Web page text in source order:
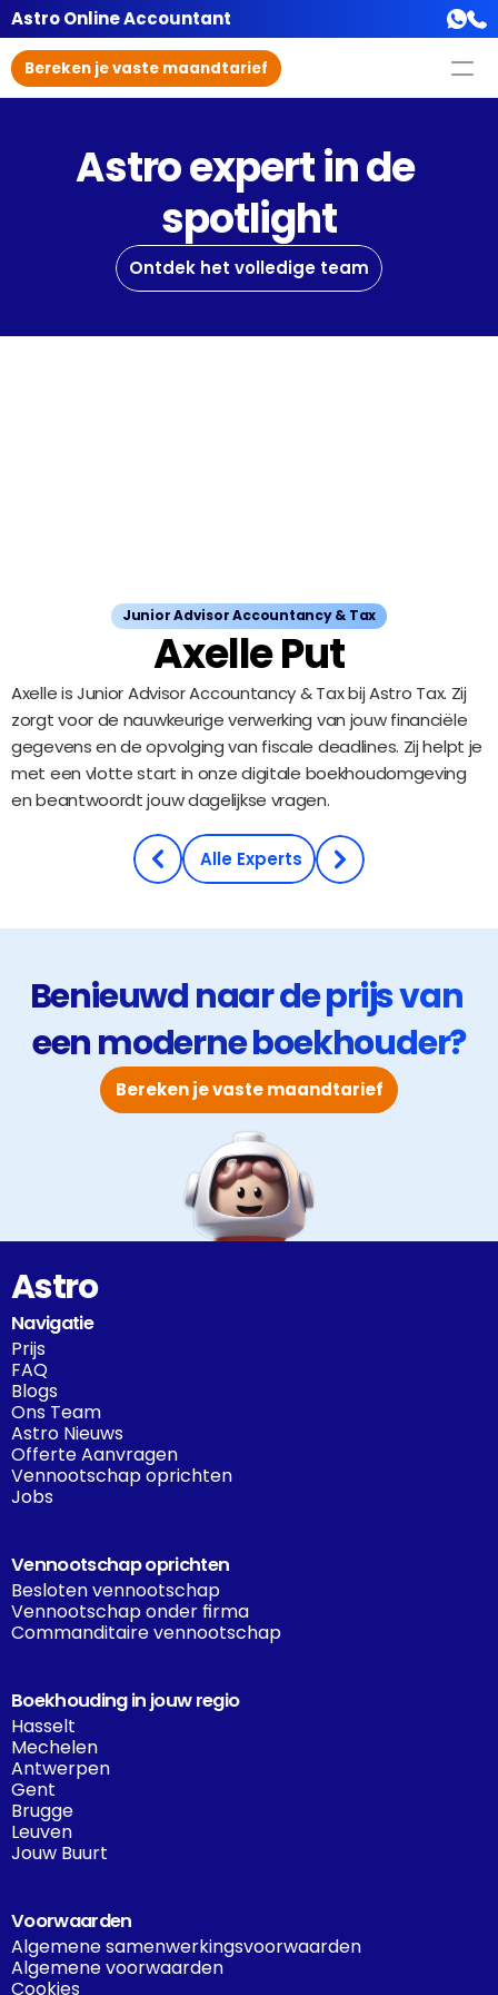
Astro Online Accountant
Bereken je vaste maandtarief
Astro expert in de
spotlight
Ontdek het volledige team
Junior Advisor Accountancy & Tax
Axelle Put
Axelle is Junior Advisor Accountancy & Tax bij Astro Tax. Zij
zorgt voor de nauwkeurige verwerking van jouw financiële
gegevens en de opvolging van fiscale deadlines. Zij helpt je
met een vlotte start in onze digitale boekhoudomgeving
en beantwoordt jouw dagelijkse vragen.
Alle Experts
Benieuwd naar de prijs van
een moderne boekhouder?
Bereken je vaste maandtarief
Astro
Navigatie
Prijs
FAQ
Blogs
Ons Team
Astro Nieuws
Offerte Aanvragen
Vennootschap oprichten
Jobs
Vennootschap oprichten
Besloten vennootschap
Vennootschap onder firma
Commanditaire vennootschap
Boekhouding in jouw regio
Hasselt
Mechelen
Antwerpen
Gent
Brugge
Leuven
Jouw Buurt
Voorwaarden
Algemene samenwerkingsvoorwaarden
Algemene voorwaarden
Cookies